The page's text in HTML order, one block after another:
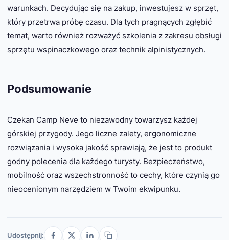
warunkach. Decydując się na zakup, inwestujesz w sprzęt,
który przetrwa próbę czasu. Dla tych pragnących zgłębić
temat, warto również rozważyć szkolenia z zakresu obsługi
sprzętu wspinaczkowego oraz technik alpinistycznych.
Podsumowanie
Czekan Camp Neve to niezawodny towarzysz każdej
górskiej przygody. Jego liczne zalety, ergonomiczne
rozwiązania i wysoka jakość sprawiają, że jest to produkt
godny polecenia dla każdego turysty. Bezpieczeństwo,
mobilność oraz wszechstronność to cechy, które czynią go
nieocenionym narzędziem w Twoim ekwipunku.
Udostępnij: